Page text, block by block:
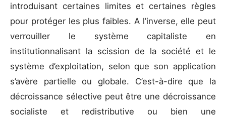
introduisant certaines limites et certaines règles
pour protéger les plus faibles. A l’inverse, elle peut
verrouiller le système capitaliste en
institutionnalisant la scission de la société et le
système d’exploitation, selon que son application
s’avère partielle ou globale. C’est-à-dire que la
décroissance sélective peut être une décroissance
socialiste et redistributive ou bien une